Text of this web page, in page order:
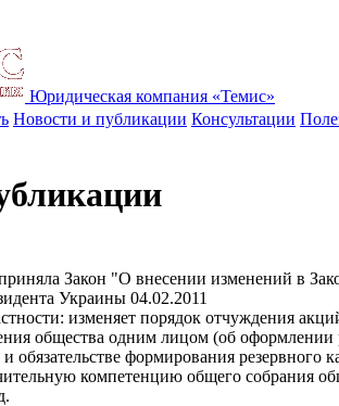
Юридическая компания «Темис»
Новости и публикации Консультации
Закон "О внесении изменений в
Украины 04.02.2011
изменяет порядок отчуждения
общества одним лицом (об
обязательстве формирования резервного
компетенцию общего собрания